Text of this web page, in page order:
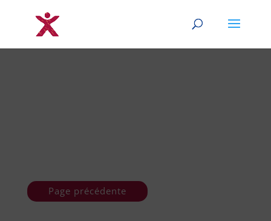
Page précédente